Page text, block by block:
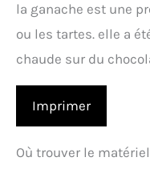
la ganache est une
ou les tartes. elle a
chaude sur du
Imprimer
Où trouver le